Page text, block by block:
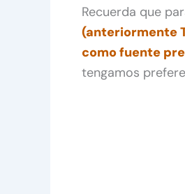
Recuerda que
(anteriormente
como fuente
tengamos